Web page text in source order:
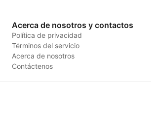
Acerca de nosotros y contactos
Política de privacidad
Términos del servicio
Acerca de nosotros
Contáctenos